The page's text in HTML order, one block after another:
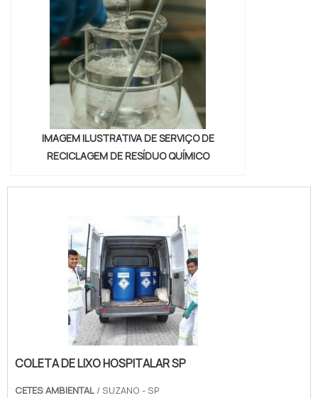
IMAGEM ILUSTRATIVA DE SERVIÇO DE
RECICLAGEM DE RESÍDUO QUÍMICO
COLETA DE LIXO HOSPITALAR SP
CETES AMBIENTAL / SUZANO - SP